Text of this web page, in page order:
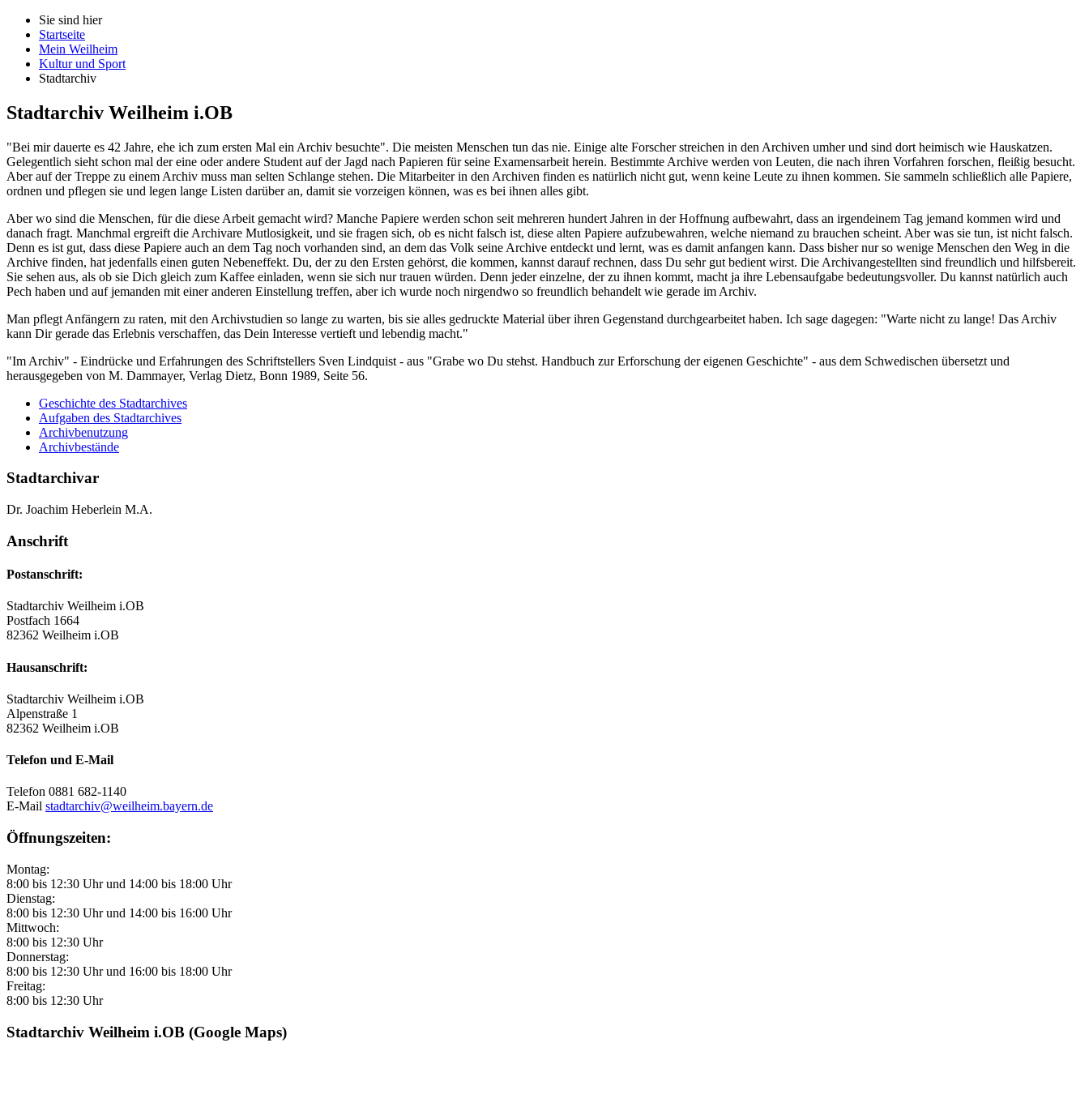
Sie sind hier
Startseite
Mein Weilheim
Kultur und Sport
Stadtarchiv
Stadtarchiv Weilheim i.OB
"Bei mir dauerte es 42 Jahre, ehe ich zum ersten Mal ein Archiv besuchte". Die meisten Menschen tun das nie. Einige alte Forscher streichen in den Archiven umher und sind dort heimisch wie Hauskatzen.
Gelegentlich sieht schon mal der eine oder andere Student auf der Jagd nach Papieren für seine Examensarbeit herein. Bestimmte Archive werden von Leuten, die nach ihren Vorfahren forschen, fleißig besucht.
Aber auf der Treppe zu einem Archiv muss man selten Schlange stehen. Die Mitarbeiter in den Archiven finden es natürlich nicht gut, wenn keine Leute zu ihnen kommen. Sie sammeln schließlich alle Papiere,
ordnen und pflegen sie und legen lange Listen darüber an, damit sie vorzeigen können, was es bei ihnen alles gibt.
Aber wo sind die Menschen, für die diese Arbeit gemacht wird? Manche Papiere werden schon seit mehreren hundert Jahren in der Hoffnung aufbewahrt, dass an irgendeinem Tag jemand kommen wird und
danach fragt. Manchmal ergreift die Archivare Mutlosigkeit, und sie fragen sich, ob es nicht falsch ist, diese alten Papiere aufzubewahren, welche niemand zu brauchen scheint. Aber was sie tun, ist nicht falsch.
Denn es ist gut, dass diese Papiere auch an dem Tag noch vorhanden sind, an dem das Volk seine Archive entdeckt und lernt, was es damit anfangen kann. Dass bisher nur so wenige Menschen den Weg in die
Archive finden, hat jedenfalls einen guten Nebeneffekt. Du, der zu den Ersten gehörst, die kommen, kannst darauf rechnen, dass Du sehr gut bedient wirst. Die Archivangestellten sind freundlich und hilfsbereit.
Sie sehen aus, als ob sie Dich gleich zum Kaffee einladen, wenn sie sich nur trauen würden. Denn jeder einzelne, der zu ihnen kommt, macht ja ihre Lebensaufgabe bedeutungsvoller. Du kannst natürlich auch
Pech haben und auf jemanden mit einer anderen Einstellung treffen, aber ich wurde noch nirgendwo so freundlich behandelt wie gerade im Archiv.
Man pflegt Anfängern zu raten, mit den Archivstudien so lange zu warten, bis sie alles gedruckte Material über ihren Gegenstand durchgearbeitet haben. Ich sage dagegen: "Warte nicht zu lange! Das Archiv
kann Dir gerade das Erlebnis verschaffen, das Dein Interesse vertieft und lebendig macht."
"Im Archiv" - Eindrücke und Erfahrungen des Schriftstellers Sven Lindquist - aus "Grabe wo Du stehst. Handbuch zur Erforschung der eigenen Geschichte" - aus dem Schwedischen übersetzt und
herausgegeben von M. Dammayer, Verlag Dietz, Bonn 1989, Seite 56.
Geschichte des Stadtarchives
Aufgaben des Stadtarchives
Archivbenutzung
Archivbestände
Stadtarchivar
Dr. Joachim Heberlein M.A.
Anschrift
Postanschrift:
Stadtarchiv Weilheim i.OB
Postfach 1664
82362 Weilheim i.OB
Hausanschrift:
Stadtarchiv Weilheim i.OB
Alpenstraße 1
82362 Weilheim i.OB
Telefon und E-Mail
Telefon 0881 682-1140
E-Mail stadtarchiv@weilheim.bayern.de
Öffnungszeiten:
Montag:
8:00 bis 12:30 Uhr und 14:00 bis 18:00 Uhr
Dienstag:
8:00 bis 12:30 Uhr und 14:00 bis 16:00 Uhr
Mittwoch:
8:00 bis 12:30 Uhr
Donnerstag:
8:00 bis 12:30 Uhr und 16:00 bis 18:00 Uhr
Freitag:
8:00 bis 12:30 Uhr
Stadtarchiv Weilheim i.OB (Google Maps)